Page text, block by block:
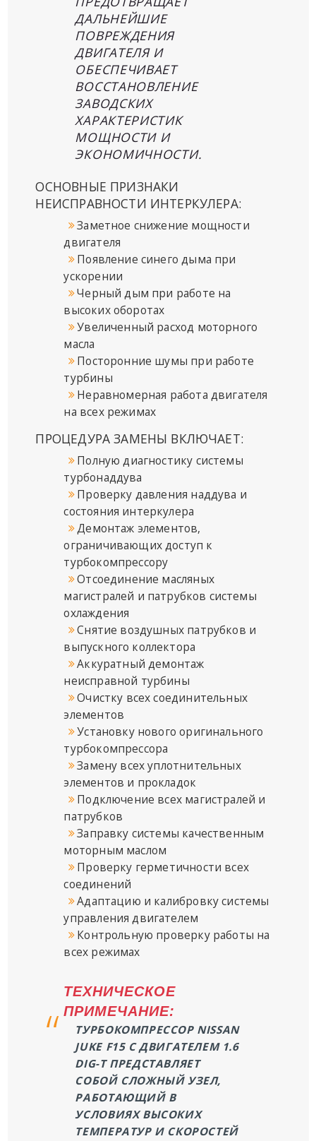
ДАЛЬНЕЙШИЕ
ПОВРЕЖДЕНИЯ
ДВИГАТЕЛЯ И
ОБЕСПЕЧИВАЕТ
ВОССТАНОВЛЕНИЕ
ЗАВОДСКИХ
ХАРАКТЕРИСТИК
МОЩНОСТИ И
ЭКОНОМИЧНОСТИ.
ОСНОВНЫЕ ПРИЗНАКИ
НЕИСПРАВНОСТИ ИНТЕРКУЛЕРА:
Заметное снижение мощности
двигателя
Появление синего дыма при
ускорении
Черный дым при работе на
высоких оборотах
Увеличенный расход моторного
масла
Посторонние шумы при работе
турбины
Неравномерная работа двигателя
на всех режимах
ПРОЦЕДУРА ЗАМЕНЫ ВКЛЮЧАЕТ:
Полную диагностику системы
турбонаддува
Проверку давления наддува и
состояния интеркулера
Демонтаж элементов,
ограничивающих доступ к
турбокомпрессору
Отсоединение масляных
магистралей и патрубков системы
охлаждения
Снятие воздушных патрубков и
выпускного коллектора
Аккуратный демонтаж
неисправной турбины
Очистку всех соединительных
элементов
Установку нового оригинального
турбокомпрессора
Замену всех уплотнительных
элементов и прокладок
Подключение всех магистралей и
патрубков
Заправку системы качественным
моторным маслом
Проверку герметичности всех
соединений
Адаптацию и калибровку системы
управления двигателем
Контрольную проверку работы на
всех режимах
ТЕХНИЧЕСКОЕ
ПРИМЕЧАНИЕ:
ТУРБОКОМПРЕССОР NISSAN
JUKE F15 С ДВИГАТЕЛЕМ 1.6
DIG-T ПРЕДСТАВЛЯЕТ
СОБОЙ СЛОЖНЫЙ УЗЕЛ,
РАБОТАЮЩИЙ В
УСЛОВИЯХ ВЫСОКИХ
ТЕМПЕРАТУР И СКОРОСТЕЙ